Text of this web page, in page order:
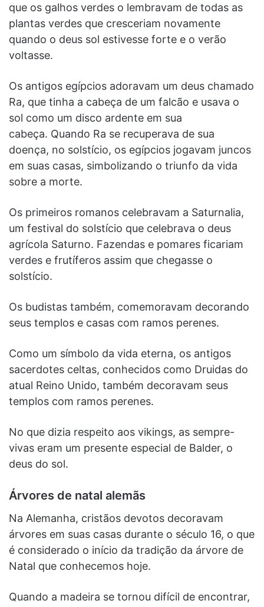
que os galhos verdes o lembravam de todas as
plantas verdes que cresceriam novamente
quando o deus sol estivesse forte e o verão
voltasse.
Os antigos egípcios adoravam um deus chamado
Ra, que tinha a cabeça de um falcão e usava o
sol como um disco ardente em sua
cabeça. Quando Ra se recuperava de sua
doença, no solstício, os egípcios jogavam juncos
em suas casas, simbolizando o triunfo da vida
sobre a morte.
Os primeiros romanos celebravam a Saturnalia,
um festival do solstício que celebrava o deus
agrícola Saturno. Fazendas e pomares ficariam
verdes e frutíferos assim que chegasse o
solstício.
Os budistas também, comemoravam decorando
seus templos e casas com ramos perenes.
Como um símbolo da vida eterna, os antigos
sacerdotes celtas, conhecidos como Druidas do
atual Reino Unido, também decoravam seus
templos com ramos perenes.
No que dizia respeito aos vikings, as sempre-
vivas eram um presente especial de Balder, o
deus do sol.
Árvores de natal alemãs
Na Alemanha, cristãos devotos decoravam
árvores em suas casas durante o século 16, o que
é considerado o início da tradição da árvore de
Natal que conhecemos hoje.
Quando a madeira se tornou difícil de encontrar,